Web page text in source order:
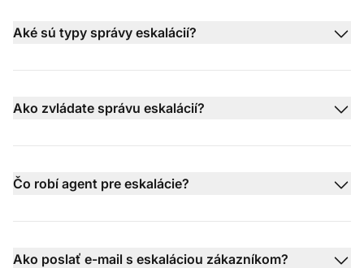
Aké sú typy správy eskalácií?
Ako zvládate správu eskalácií?
Čo robí agent pre eskalácie?
Ako poslať e-mail s eskaláciou zákazníkom?